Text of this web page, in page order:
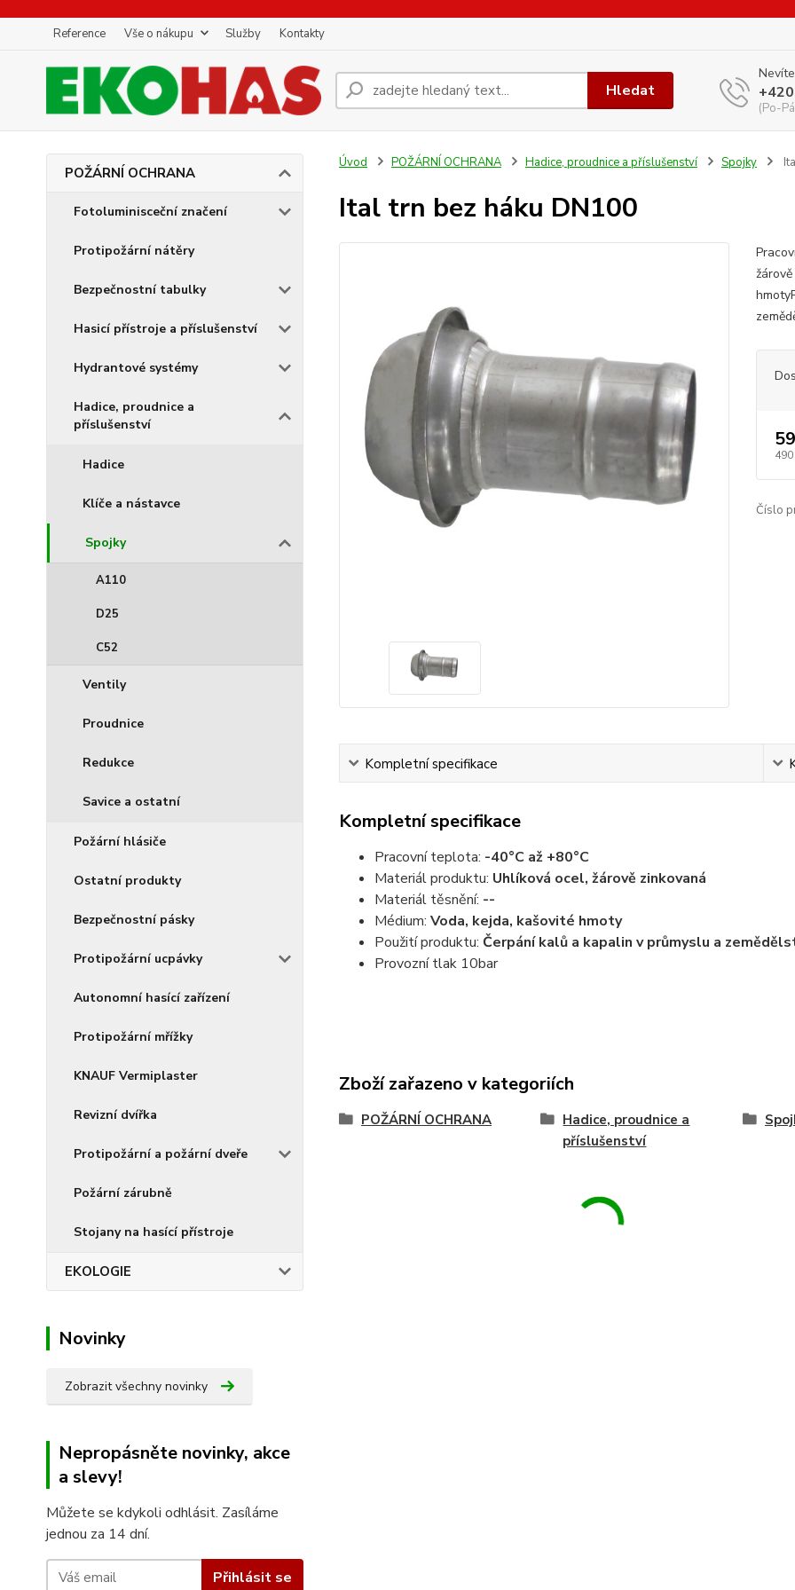
Reference Vše o nákupu Služby Kontakty
Hledat
(Po-
POŽÁRNÍ OCHRANA
Fotoluminisceční značení
Protipožární nátěry
Bezpečnostní tabulky
Hasicí přístroje a příslušenství
Hydrantové systémy
Hadice, proudnice a
příslušenství
Hadice
Klíče a nástavce
Spojky
A110
D25
C52
Ventily
Proudnice
Redukce
Savice a ostatní
Požární hlásiče
Ostatní produkty
Bezpečnostní pásky
Protipožární ucpávky
Autonomní hasící zařízení
Protipožární mřížky
KNAUF Vermiplaster
Revizní dvířka
Protipožární a požární dveře
Požární zárubně
Stojany na hasící přístroje
EKOLOGIE
Novinky
Zobrazit všechny novinky
Nepropásněte novinky, akce
a slevy!
Můžete se kdykoli odhlásit. Zasíláme
jednou za 14 dní.
Přihlásit se
Úvod POŽÁRNÍ OCHRANA Hadice, proudnice a příslušenství Spojky
Ital trn bez háku DN100
490
Číslo
Kompletní specifikace
Kompletní specifikace
Pracovní teplota: -40°C až +80°C
Materiál produktu: Uhlíková ocel, žárově zinkovaná
Materiál těsnění: --
Médium: Voda, kejda, kašovité hmoty
Použití produktu: Čerpání kalů a kapalin v průmyslu a
Provozní tlak 10bar
Zboží zařazeno v kategoriích
POŽÁRNÍ OCHRANA
Hadice, proudnice a
příslušenství